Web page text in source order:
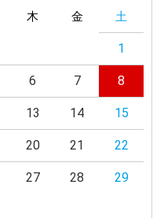
木 金 土
1
6 7 8
13 14 15
20 21 22
27 28 29